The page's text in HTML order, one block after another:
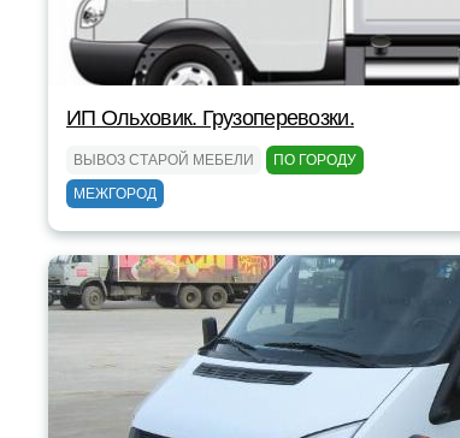
ИП Ольховик. Грузоперевозки.
ВЫВОЗ СТАРОЙ МЕБЕЛИ
ПО ГОРОДУ
МЕЖГОРОД